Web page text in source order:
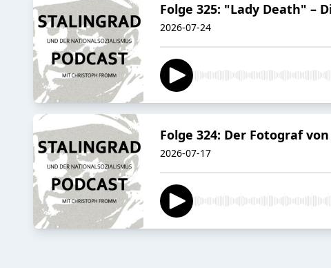
Folge 325: "Lady Death" –
2026-07-24
Folge 324: Der Fotograf
2026-07-17